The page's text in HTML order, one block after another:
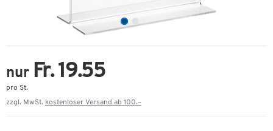
nur Fr. 19.55
pro St.
zzgl. MwSt. kostenloser Versand ab 100.–